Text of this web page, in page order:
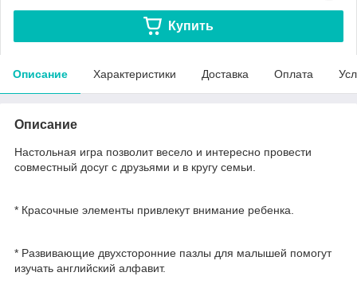
Купить
Описание Характеристики Доставка Оплата
Описание
Настольная игра позволит весело и интересно провести
совместный досуг с друзьями и в кругу семьи.
* Красочные элементы привлекут внимание ребенка.
* Развивающие двухсторонние пазлы для малышей помогут
изучать английский алфавит.